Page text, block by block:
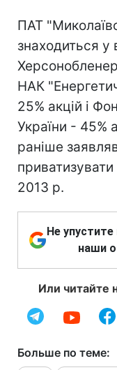
ПАТ
знаходиться
НАК
25% акцій і
України - 45%
раніше
2013 р.
Не
наши
Или читайте
Больше по теме: